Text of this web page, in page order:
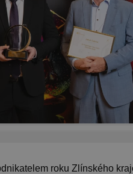
roku Zlínského